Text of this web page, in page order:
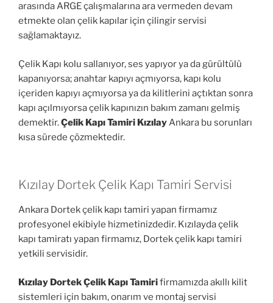
arasında ARGE çalışmalarına ara vermeden devam
etmekte olan çelik kapılar için çilingir servisi
sağlamaktayız.
Çelik Kapı kolu sallanıyor, ses yapıyor ya da gürültülü
kapanıyorsa; anahtar kapıyı açmıyorsa, kapı kolu
içeriden kapıyı açmıyorsa ya da kilitlerini açtıktan sonra
kapı açılmıyorsa çelik kapınızın bakım zamanı gelmiş
demektir.Çelik Kapı Tamiri KızılayAnkara bu sorunları
kısa sürede çözmektedir.
Kızılay Dortek Çelik Kapı Tamiri Servisi
Ankara Dortek çelik kapı tamiri yapan firmamız
profesyonel ekibiyle hizmetinizdedir. Kızılayda çelik
kapı tamiratı yapan firmamız, Dortek çelik kapı tamiri
yetkili servisidir.
Kızılay Dortek Çelik Kapı Tamirifirmamızda akıllı kilit
sistemleri için bakım, onarım ve montaj servisi